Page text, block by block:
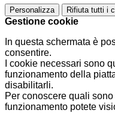
Personalizza Rifiuta tutti i
Gestione cookie
In questa schermata è
consentire.
I cookie necessari sono
funzionamento della
disabilitarli.
Per conoscere quali
funzionamento potete